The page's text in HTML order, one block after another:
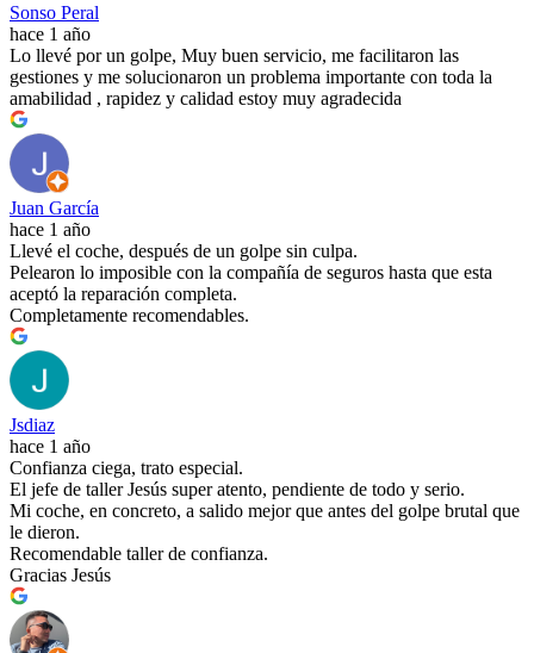
Sonso Peral
hace 1 año
Lo llevé por un golpe, Muy buen servicio, me facilitaron las
gestiones y me solucionaron un problema importante con toda la
amabilidad , rapidez y calidad estoy muy agradecida
Juan García
hace 1 año
Llevé el coche, después de un golpe sin culpa.
Pelearon lo imposible con la compañía de seguros hasta que esta
aceptó la reparación completa.
Completamente recomendables.
Jsdiaz
hace 1 año
Confianza ciega, trato especial.
El jefe de taller Jesús super atento, pendiente de todo y serio.
Mi coche, en concreto, a salido mejor que antes del golpe brutal que
le dieron.
Recomendable taller de confianza.
Gracias Jesús